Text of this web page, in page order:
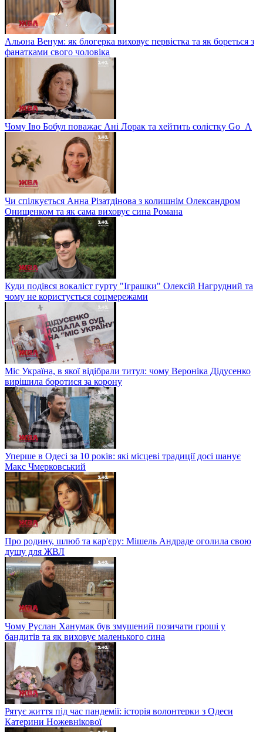
Альона Венум: як блогерка виховує первістка та як бореться з
фанатками свого чоловіка
Чому Іво Бобул поважає Ані Лорак та хейтить солістку Go_A
Чи спілкується Анна Різатдінова з колишнім Олександром
Онищенком та як сама виховує сина Романа
Куди подівся вокаліст гурту "Іграшки" Олексій Нагрудний та
чому не користується соцмережами
Міс Україна, в якої відібрали титул: чому Вероніка Дідусенко
вирішила боротися за корону
Уперше в Одесі за 10 років: які місцеві традиції досі шанує
Макс Чмерковський
Про родину, шлюб та кар'єру: Мішель Андраде оголила свою
душу для ЖВЛ
Чому Руслан Ханумак був змушений позичати гроші у
бандитів та як виховує маленького сина
Рятує життя під час пандемії: історія волонтерки з Одеси
Катерини Ножевнікової